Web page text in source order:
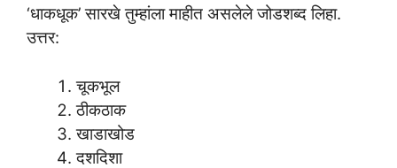
‘धाकधूक’ सारखे तुम्हांला माहीत असलेले जोडशब्द लिहा.
उत्तर:
चूकभूल
ठीकठाक
खाडाखोड
दशदिशा